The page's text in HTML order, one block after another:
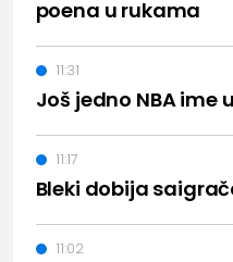
poena u rukama
Još jedno NBA ime
11:31
Bleki dobija
11:17
11:02